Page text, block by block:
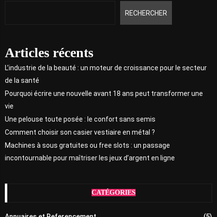
RECHERCHER
Articles récents
L’industrie de la beauté : un moteur de croissance pour le secteur
de la santé
Pourquoi écrire une nouvelle avant 18 ans peut transformer une
vie
Une pelouse toute posée : le confort sans semis
Comment choisir son casier vestiaire en métal ?
Machines à sous gratuites ou free slots : un passage
incontournable pour maîtriser les jeux d’argent en ligne
CATÉGORIES